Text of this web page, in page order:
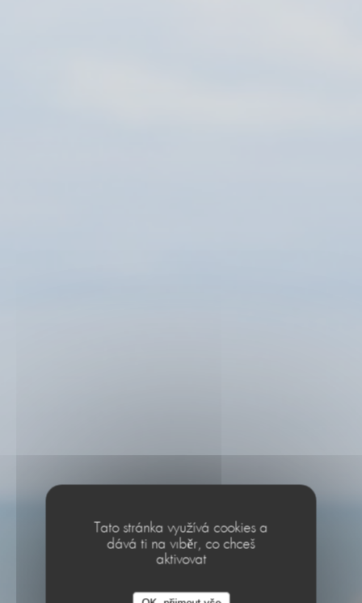
Tato stránka využívá cookies a
dává ti na výběr, co chceš
aktivovat
Le Café de la Plage